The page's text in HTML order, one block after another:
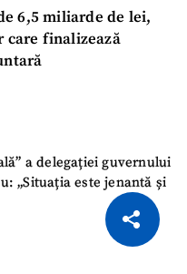
Copiază Link
6,5 miliarde de lei,
care finalizează
a delegației guvernului
„Situația este jenantă și